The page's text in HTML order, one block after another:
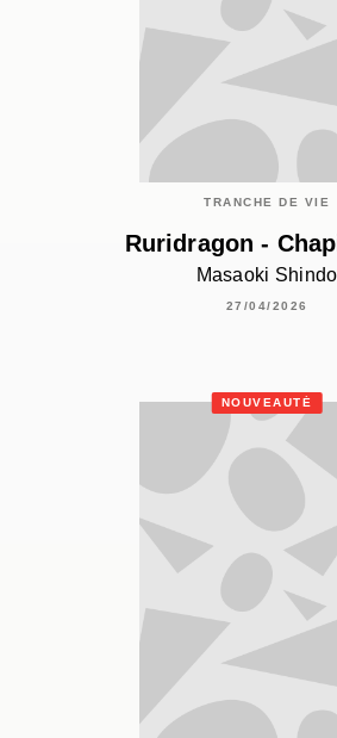
TRANCHE DE VIE
Ruridragon -
Masaoki Shindo
27/04/2026
NOUVEAUTÉ